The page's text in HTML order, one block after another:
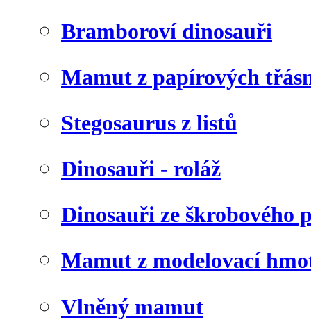
Bramboroví dinosauři
Mamut z papírových
Stegosaurus z listů
Dinosauři - roláž
Dinosauři ze škrobového
Mamut z modelovací
Vlněný mamut